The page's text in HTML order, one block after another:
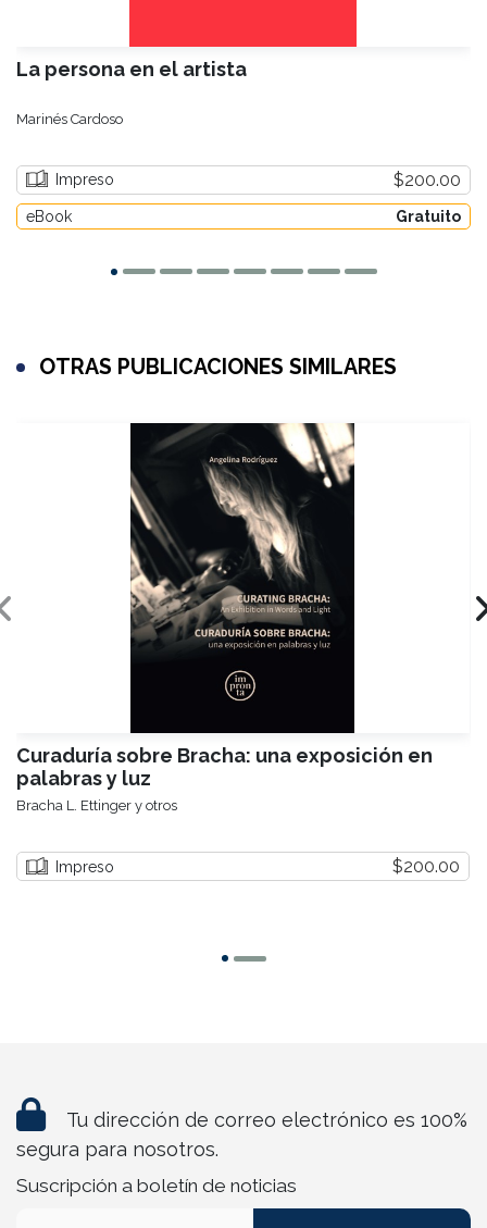
La persona en el artista
Marinés Cardoso
Impreso $200.00
eBook Gratuito
OTRAS PUBLICACIONES SIMILARES
Curaduría sobre Bracha: una exposición en
palabras y luz
Bracha L. Ettinger y otros
Impreso $200.00
Tu dirección de correo electrónico es 100%
segura para nosotros.
Suscripción a boletín de noticias